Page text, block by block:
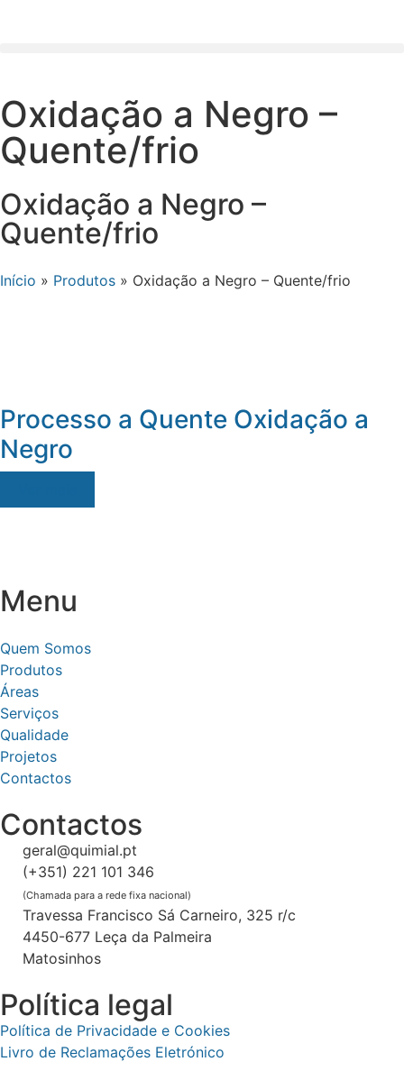
Oxidação a Negro –
Quente/frio
Oxidação a Negro –
Quente/frio
Início » Produtos » Oxidação a Negro – Quente/frio
Processo a Quente Oxidação a
Negro
Menu
Quem Somos
Produtos
Áreas
Serviços
Qualidade
Projetos
Contactos
Contactos
geral@quimial.pt
(+351) 221 101 346
(Chamada para a rede fixa nacional)
Travessa Francisco Sá Carneiro, 325 r/c
4450-677 Leça da Palmeira
Matosinhos
Política legal
Política de Privacidade e Cookies
Livro de Reclamações Eletrónico